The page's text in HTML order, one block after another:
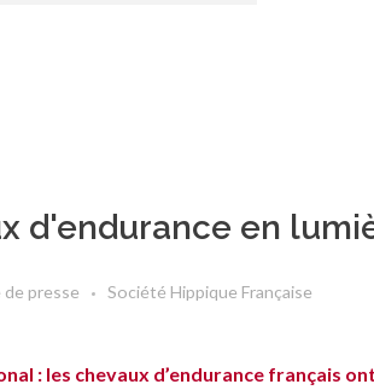
d'endurance en
de presse Société Hippique Française
: les chevaux d’endurance français